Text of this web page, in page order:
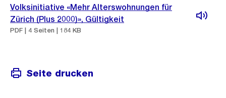
Volksinitiative «Mehr Alterswohnungen für
Zürich (Plus 2000)», Gültigkeit
PDF | 4 Seiten | 184 KB
Seite drucken